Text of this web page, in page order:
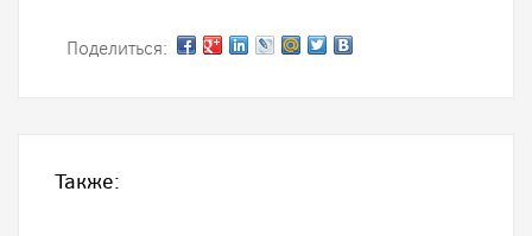
Поделиться:
Также: